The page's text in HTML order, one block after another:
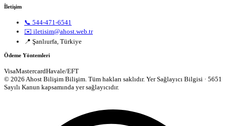
İletişim
📞 544-471-6541
✉️ iletisim@ahost.web.tr
📍 Şanlıurfa, Türkiye
Ödeme Yöntemleri
VisaMastercardHavale/EFT
© 2026 Ahost Bilişim Bilişim. Tüm hakları saklıdır. Yer Sağlayıcı Bilgisi · 5651
Sayılı Kanun kapsamında yer sağlayıcıdır.